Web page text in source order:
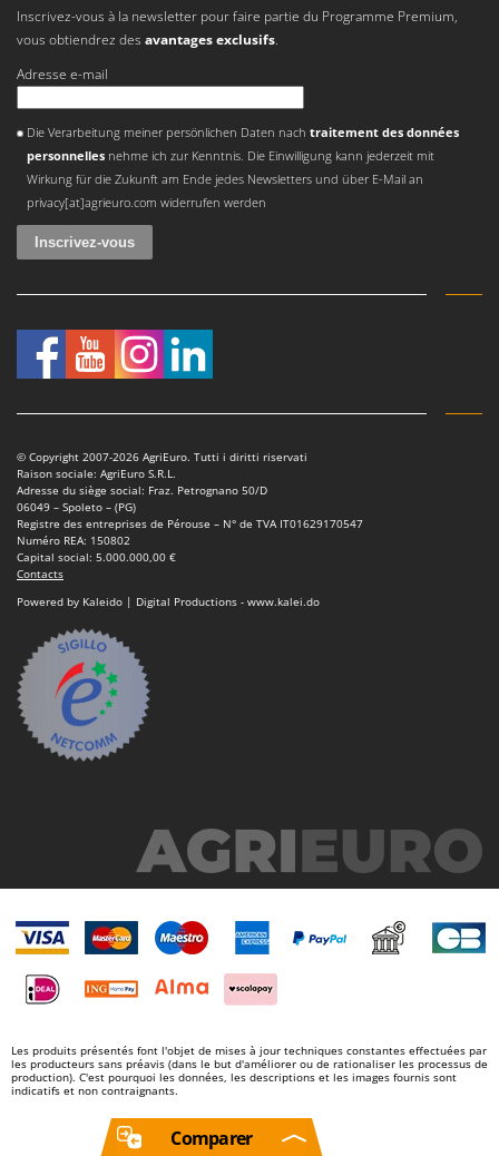
Inscrivez-vous à la newsletter pour faire partie du Programme Premium,
vous obtiendrez des avantages exclusifs.
Adresse e-mail
Die Verarbeitung meiner persönlichen Daten nach traitement des données
personnellesnehme ich zur Kenntnis. Die Einwilligung kann jederzeit mit
Wirkung für die Zukunft am Ende jedes Newsletters und über E-Mail an
privacy[at]agrieuro.com widerrufen werden
© Copyright 2007-2026 AgriEuro. Tutti i diritti riservati
Raison sociale: AgriEuro S.R.L.
Adresse du siège social: Fraz. Petrognano 50/D
06049 – Spoleto – (PG)
Registre des entreprises de Pérouse – N° de TVA IT01629170547
Numéro REA: 150802
Capital social: 5.000.000,00 €
Contacts
Powered by Kaleido | Digital Productions - www.kalei.do
Les produits présentés font l'objet de mises à jour techniques constantes effectuées par
les producteurs sans préavis (dans le but d'améliorer ou de rationaliser les processus de
production). C'est pourquoi les données, les descriptions et les images fournis sont
indicatifs et non contraignants.
Comparer